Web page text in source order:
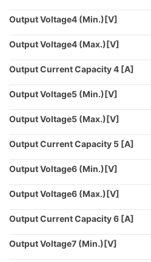
Output Voltage4 (Min.)[V]
Output Voltage4 (Max.)[V]
Output Current Capacity 4 [A]
Output Voltage5 (Min.)[V]
Output Voltage5 (Max.)[V]
Output Current Capacity 5 [A]
Output Voltage6 (Min.)[V]
Output Voltage6 (Max.)[V]
Output Current Capacity 6 [A]
Output Voltage7 (Min.)[V]